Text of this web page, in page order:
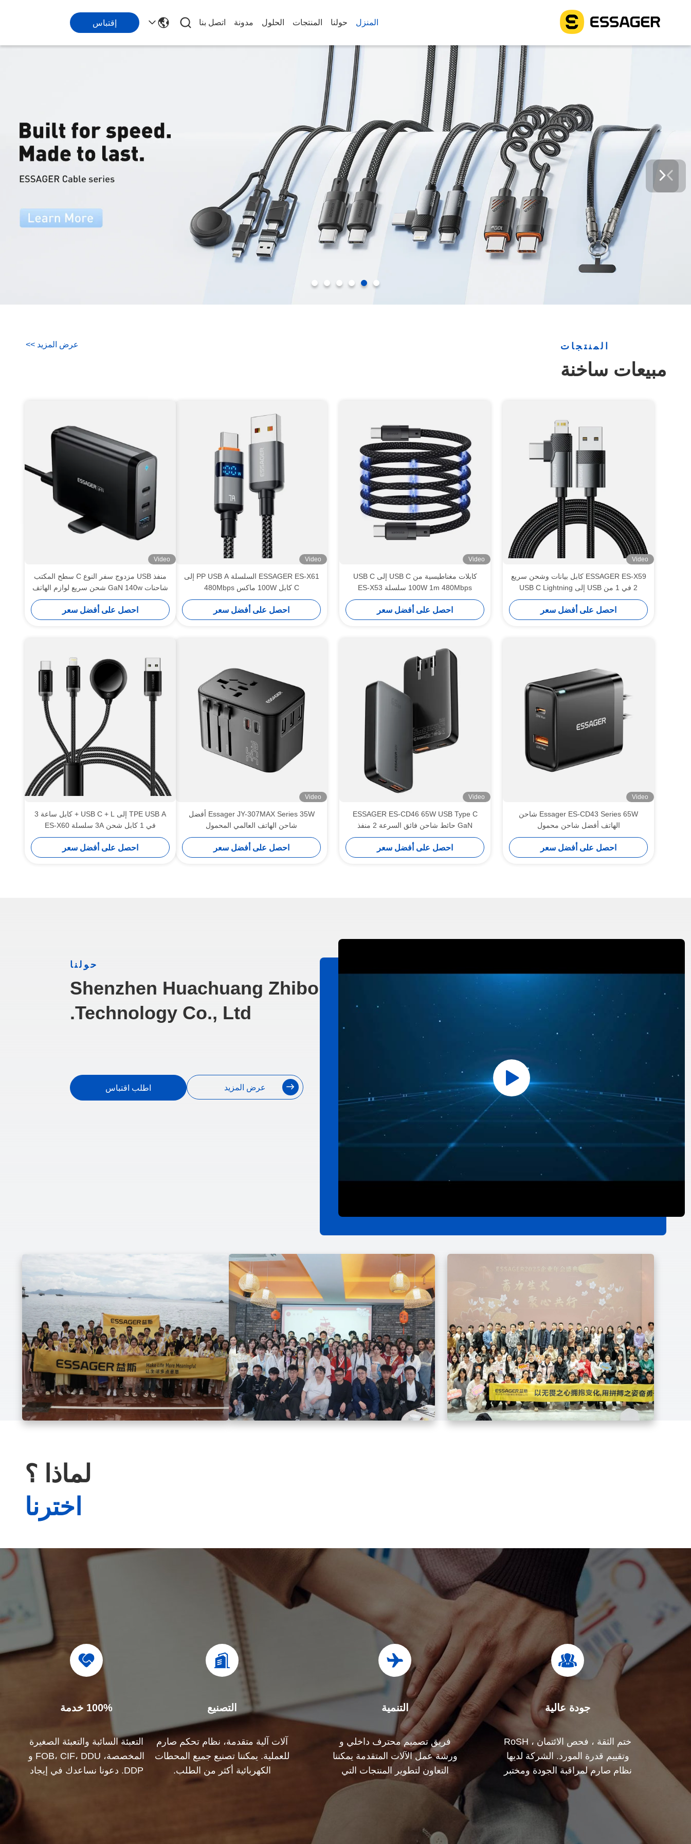
المنزل حولنا المنتجات الحلول مدونة اتصل بنا إقتباس
المنتجات
مبيعات ساخنة
عرض المزيد >
>
Video
ESSAGER ES-X59 كابل بيانات وشحن سريع
2 في 1 من USB إلى USB C Lightning
للهاتف
احصل على أفضل سعر
Video
كابلات مغناطيسية من USB C إلى USB C
100W 1m 480Mbps سلسلة ES-X53
احصل على أفضل سعر
Video
ESSAGER ES-X61 السلسلة PP USB A إلى
C كابل 100W ماكس 480Mbps
احصل على أفضل سعر
Video
منفذ USB مزدوج سفر النوع C سطح المكتب
شاحنات GaN 140w شحن سريع لوازم الهاتف
احصل على أفضل سعر
Video
Essager ES-CD43 Series 65W شاحن
الهاتف أفضل شاحن محمول
احصل على أفضل سعر
Video
ESSAGER ES-CD46 65W USB Type C
GaN حائط شاحن فائق السرعة 2 منفذ
احصل على أفضل سعر
Video
Essager JY-307MAX Series 35W أفضل
شاحن الهاتف العالمي المحمول
احصل على أفضل سعر
TPE USB A إلى USB C + L + كابل ساعة 3
في 1 كابل شحن 3A سلسلة ES-X60
احصل على أفضل سعر
حولنا
Shenzhen Huachuang Zhibo
Technology Co., Ltd.
عرض المزيد اطلب اقتباس
لماذا ؟
اخترنا
جودة عالية
ختم الثقة ، فحص الائتمان ، RoSH
وتقييم قدرة المورد. الشركة لديها
نظام صارم لمراقبة الجودة ومختبر
اختبار احترافي.
التنمية
فريق تصميم محترف داخلي و
ورشة عمل الآلات المتقدمة يمكننا
التعاون لتطوير المنتجات التي
تحتاجها
التصنيع
آلات آلية متقدمة، نظام تحكم صارم
للعملية. يمكننا تصنيع جميع المحطات
الكهربائية أكثر من الطلب.
100% خدمة
التعبئة السائبة والتعبئة الصغيرة
المخصصة، FOB، CIF، DDU و
DDP. دعونا نساعدك في إيجاد